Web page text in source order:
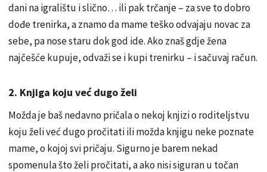
dani na igralištu i slično… ili pak trčanje – za sve to dobro
dođe trenirka, a znamo da mame teško odvajaju novac za
sebe, pa nose staru dok god ide. Ako znaš gdje žena
najčešće kupuje, odvaži se i kupi trenirku – i sačuvaj račun.
2. Knjiga koju već dugo želi
Možda je baš nedavno pričala o nekoj knjizi o roditeljstvu
koju želi već dugo pročitati ili možda knjigu neke poznate
mame, o kojoj svi pričaju. Sigurno je barem nekad
spomenula što želi pročitati, a ako nisi siguran u točan